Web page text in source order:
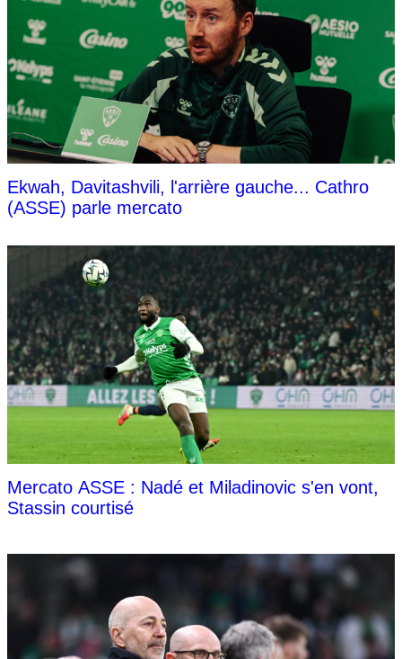
Ekwah, Davitashvili, l'arrière gauche... Cathro
(ASSE) parle mercato
Mercato ASSE : Nadé et Miladinovic s'en vont,
Stassin courtisé